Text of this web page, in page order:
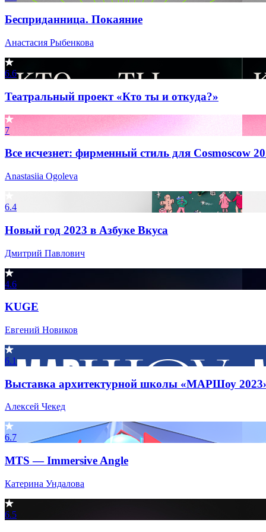
Бесприданница. Покаяние
Анастасия Рыбенкова
6.6
Театральный проект «Кто ты и откуда?»
7
Все исчезнет: фирменный стиль для Cosmoscow
Anastasiia Ogoleva
6.4
Новый год 2023 в Азбуке Вкуса
Дмитрий Павлович
4.6
KUGE
Евгений Новиков
6.1
Выставка архитектурной школы «МАРШоу
Алексей Чекед
6.7
MTS — Immersive Angle
Катерина Ундалова
6.5